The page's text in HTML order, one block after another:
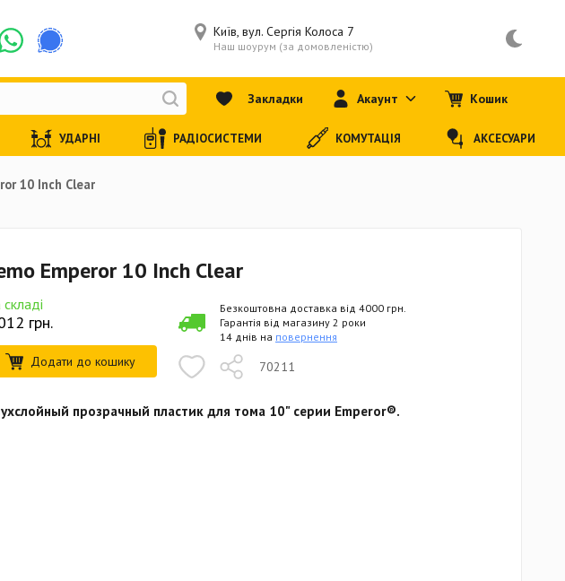
10 Inch Clear
Emperor 10 Inch Clear
грн.
Додати до кошику 70211
Безкоштовна доставка від 4000 грн.
Гарантія від магазину 2 роки
14 днів на повернення
прозрачный пластик для тома 10" серии Emperor®.
Київ, вул. Сергія Колоса 7
Наш шоурум (за домовленістю)
Закладки Акаунт Кошик
УДАРНІ РАДІОСИСТЕМИ КОМУТАЦІЯ АКСЕСУАРИ